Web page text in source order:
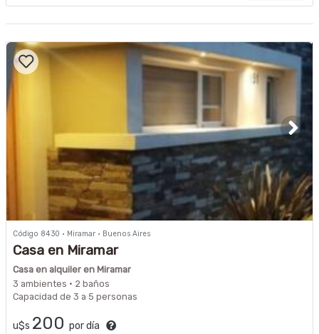
Código 8430 · Miramar · Buenos Aires
Casa en Miramar
Casa en alquiler en Miramar
3 ambientes · 2 baños
Capacidad de 3 a 5 personas
u$s 200 por día